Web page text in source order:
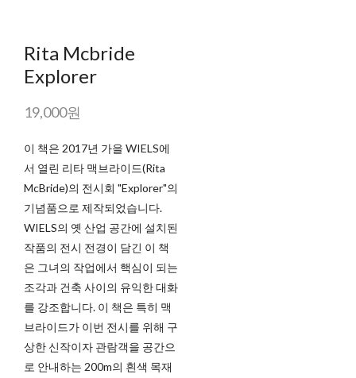
Rita Mcbride
Explorer
19,000원
이 책은 2017년 가을 WIELS에
서 열린 리타 맥브라이드(Rita
McBride)의 전시회 "Explorer"의
기념품으로 제작되었습니다.
WIELS의 옛 산업 공간에 설치된
작품의 전시 전경이 담긴 이 책
은 그녀의 작업에서 핵심이 되는
조각과 건축 사이의 유익한 대화
를 강조합니다. 이 책은 특히 맥
브라이드가 이번 전시를 위해 구
상한 신작이자 관람객을 공간으
로 안내하는 200m의 흰색 목재